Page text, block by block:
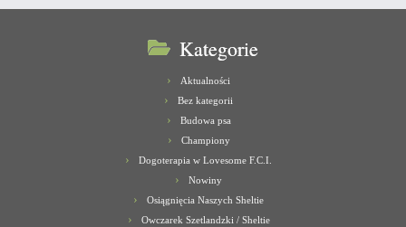
Kategorie
Aktualności
Bez kategorii
Budowa psa
Championy
Dogoterapia w Lovesome F.C.I.
Nowiny
Osiągnięcia Naszych Sheltie
Owczarek Szetlandzki / Sheltie